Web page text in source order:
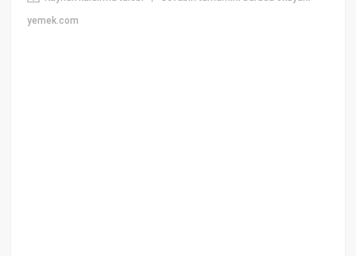
yemek.com